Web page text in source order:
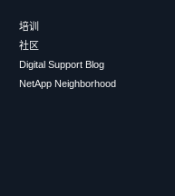
培训
社区
Digital Support Blog
NetApp Neighborhood